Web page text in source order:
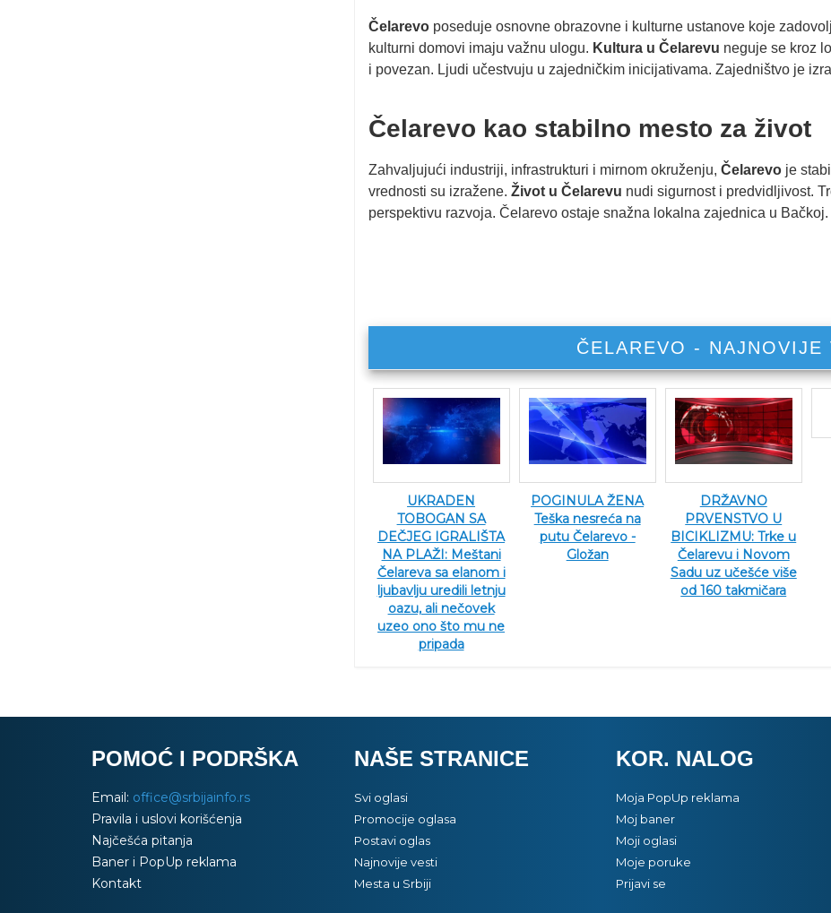
Čelarevoposeduje osnovne obrazovne i kulturne ustanove koje
kulturni domovi imaju važnu ulogu. Kultura u Čelarevu neguje se kroz
i povezan. Ljudi učestvuju u zajedničkim inicijativama. Zajedništvo je
Čelarevo kao stabilno mesto za život
Zahvaljujući industriji, infrastrukturi i mirnom okruženju, Čelarevoje
vrednosti su izražene. Život u Čelarevu nudi sigurnost i predvidljivost.
perspektivu razvoja. Čelarevo ostaje snažna lokalna zajednica u Bačkoj.
ČELAREVO - NAJNOVIJE
UKRADEN
TOBOGAN SA
DEČJEG IGRALIŠTA
NA PLAŽI: Meštani
Čelareva sa elanom i
ljubavlju uredili letnju
oazu, ali nečovek
uzeo ono što mu ne
pripada
POGINULA ŽENA
Teška nesreća na
putu Čelarevo -
Gložan
DRŽAVNO
PRVENSTVO U
BICIKLIZMU: Trke u
Čelarevu i Novom
Sadu uz učešće više
od 160 takmičara
POMOĆ I PODRŠKA
Email: office@srbijainfo.rs
Pravila i uslovi korišćenja
Najčešća pitanja
Baner i PopUp reklama
Kontakt
NAŠE STRANICE
Svi oglasi
Promocije oglasa
Postavi oglas
Najnovije vesti
Mesta u Srbiji
KOR. NALOG
Moja PopUp reklama
Moj baner
Moji oglasi
Moje poruke
Prijavi se